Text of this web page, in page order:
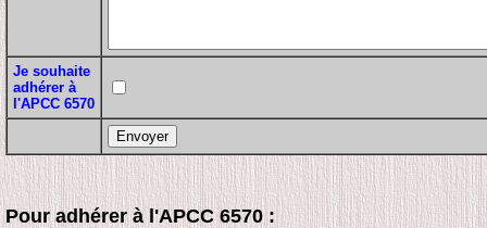
Je souhaite
adhérer à
l'APCC 6570
Pour adhérer à l'APCC 6570 :